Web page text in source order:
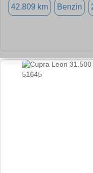
42.809 km Benzin